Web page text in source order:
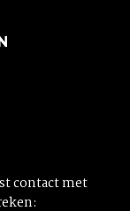
contact met